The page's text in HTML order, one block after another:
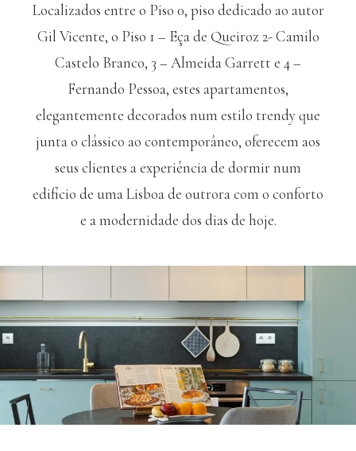
Localizados entre o Piso 0, piso dedicado ao autor
Gil Vicente, o Piso 1 – Eça de Queiroz 2- Camilo
Castelo Branco, 3 – Almeida Garrett e 4 –
Fernando Pessoa, estes apartamentos,
elegantemente decorados num estilo trendy que
junta o clássico ao contemporâneo, oferecem aos
seus clientes a experiência de dormir num
edifício de uma Lisboa de outrora com o conforto
e a modernidade dos dias de hoje.